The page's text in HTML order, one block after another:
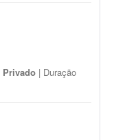
Privado | Duração